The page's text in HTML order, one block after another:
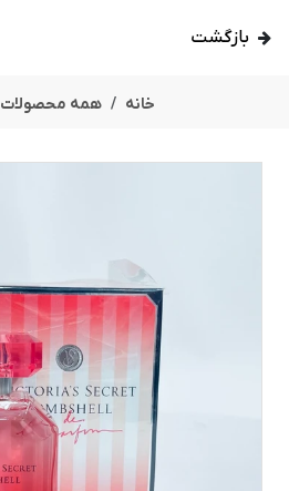
بازگشت
خانه همه محصولات